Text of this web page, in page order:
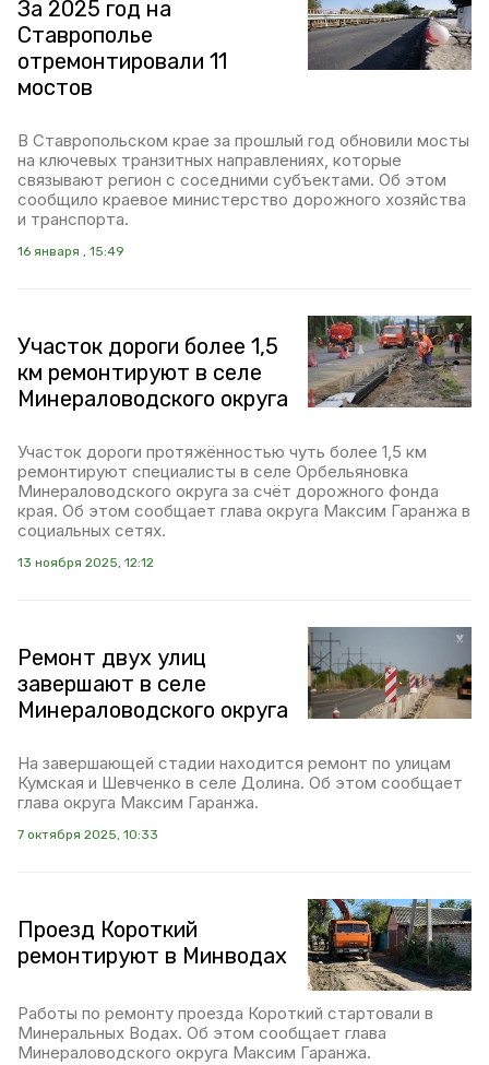
За 2025 год на
Ставрополье
отремонтировали 11
мостов
В Ставропольском крае за прошлый год обновили мосты
на ключевых транзитных направлениях, которые
связывают регион с соседними субъектами. Об этом
сообщило краевое министерство дорожного хозяйства
и транспорта.
16 января , 15:49
Участок дороги более 1,5
км ремонтируют в селе
Минераловодского округа
Участок дороги протяжённостью чуть более 1,5 км
ремонтируют специалисты в селе Орбельяновка
Минераловодского округа за счёт дорожного фонда
края. Об этом сообщает глава округа Максим Гаранжа в
социальных сетях.
13 ноября 2025, 12:12
Ремонт двух улиц
завершают в селе
Минераловодского округа
На завершающей стадии находится ремонт по улицам
Кумская и Шевченко в селе Долина. Об этом сообщает
глава округа Максим Гаранжа.
7 октября 2025, 10:33
Проезд Короткий
ремонтируют в Минводах
Работы по ремонту проезда Короткий стартовали в
Минеральных Водах. Об этом сообщает глава
Минераловодского округа Максим Гаранжа.